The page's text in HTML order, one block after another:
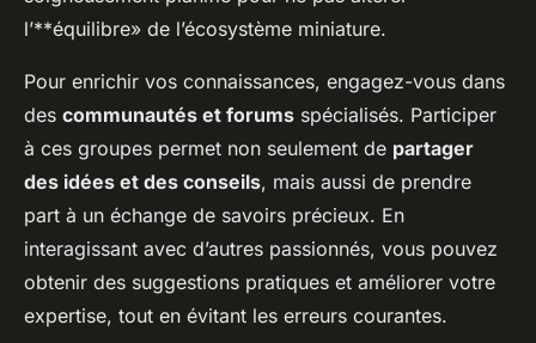
l’**équilibre» de l’écosystème miniature.
Pour enrichir vos connaissances, engagez-vous dans
des communautés et forums spécialisés. Participer
à ces groupes permet non seulement de partager
des idées et des conseils, mais aussi de prendre
part à un échange de savoirs précieux. En
interagissant avec d’autres passionnés, vous pouvez
obtenir des suggestions pratiques et améliorer votre
expertise, tout en évitant les erreurs courantes.